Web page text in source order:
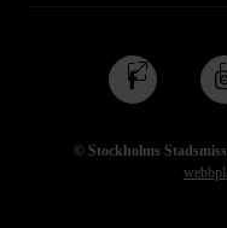
© Stockholms
Följ
oss
Facebook